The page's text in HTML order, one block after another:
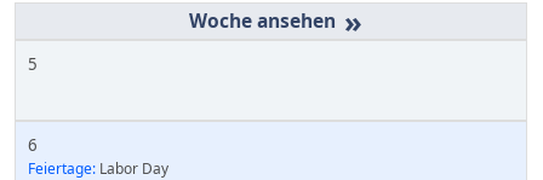
»
5
6
Feiertage: Labor Day